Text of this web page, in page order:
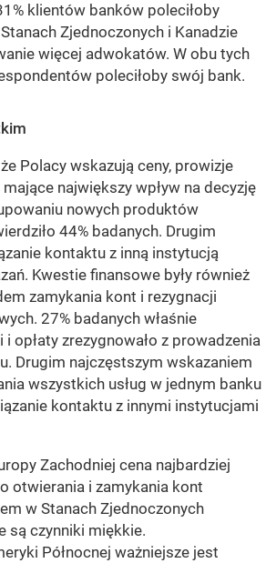
klientów banków poleciłoby
Zjednoczonych i Kanadzie
więcej adwokatów. W obu tych
poleciłoby swój bank.
Polacy wskazują ceny, prowizje
największy wpływ na decyzję
nowych produktów
44% badanych. Drugim
kontaktu z inną instytucją
Kwestie finansowe były również
zamykania kont i rezygnacji
27% badanych właśnie
opłaty zrezygnowało z prowadzenia
Drugim najczęstszym wskazaniem
wszystkich usług w jednym banku
kontaktu z innymi instytucjami
Zachodniej cena najbardziej
otwierania i zamykania kont
w Stanach Zjednoczonych
są czynniki miękkie.
Północnej ważniejsze jest